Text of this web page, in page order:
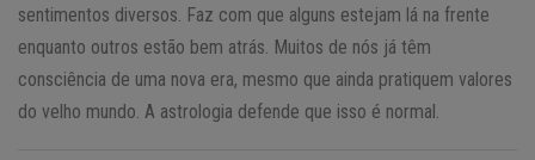
sentimentos diversos. Faz com que alguns estejam lá na frente
enquanto outros estão bem atrás. Muitos de nós já têm
consciência de uma nova era, mesmo que ainda pratiquem valores
do velho mundo. A astrologia defende que isso é normal.